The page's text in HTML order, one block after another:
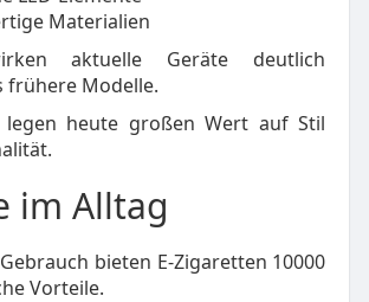
Materialien
aktuelle Geräte deutlich
frühere Modelle.
legen heute großen Wert auf Stil
im Alltag
bieten E-Zigaretten 10000
Vorteile.